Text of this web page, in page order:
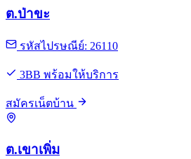
ต.ป่าขะ
รหัสไปรษณีย์: 26110
3BB พร้อมให้บริการ
สมัครเน็ตบ้าน
ต.เขาเพิ่ม